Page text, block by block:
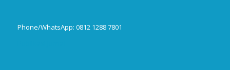
Phone/WhatsApp: 0812 1288 7801